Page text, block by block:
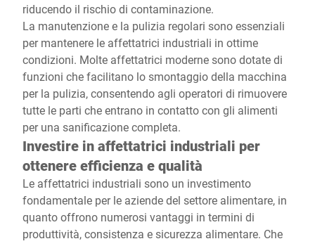
riducendo il rischio di contaminazione.
La manutenzione e la pulizia regolari sono essenziali
per mantenere le affettatrici industriali in ottime
condizioni. Molte affettatrici moderne sono dotate di
funzioni che facilitano lo smontaggio della macchina
per la pulizia, consentendo agli operatori di rimuovere
tutte le parti che entrano in contatto con gli alimenti
per una sanificazione completa.
Investire in affettatrici industriali per
ottenere efficienza e qualità
Le affettatrici industriali sono un investimento
fondamentale per le aziende del settore alimentare, in
quanto offrono numerosi vantaggi in termini di
produttività, consistenza e sicurezza alimentare. Che